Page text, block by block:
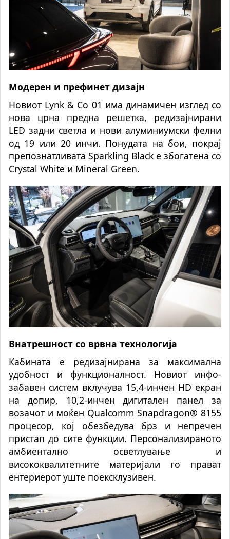
Модерен и префинет дизајн
Новиот Lynk & Co 01 има динамичен изглед со
нова црна предна решетка, редизајнирани
LED задни светла и нови алуминиумски фелни
од 19 или 20 инчи. Понудата на бои, покрај
препознатливата Sparkling Black е збогатена со
Crystal White и Mineral Green.
Внатрешност со врвна технологија
Кабината е редизајнирана за максимална
удобност и функционалност. Новиот инфо-
забавен систем вклучува 15,4-инчен HD екран
на допир, 10,2-инчен дигитален панел за
возачот и моќен Qualcomm Snapdragon® 8155
процесор, кој обезбедува брз и непречен
пристап до сите функции. Персонализираното
амбиентално осветлување и
висококвалитетните материјали го прават
ентериерот уште поексклузивен.